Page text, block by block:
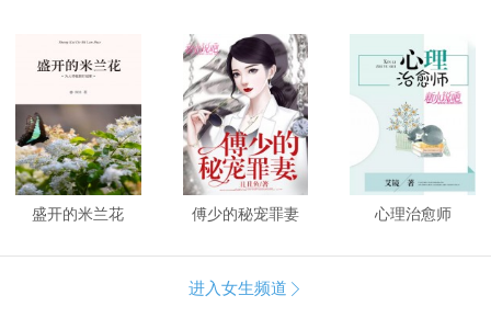
盛开的米兰花 傅少的秘宠罪妻 心理治愈师
进入女生频道 